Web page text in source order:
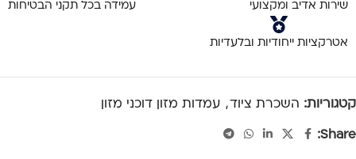
שירות אדיב ומקצועי עמידה בכל תקני הבטיחות
אטרקציות ייחודיות ובלעדיות
קטגוריות: השכרת ציוד, עמדות מזון דוכני מזון
Share: